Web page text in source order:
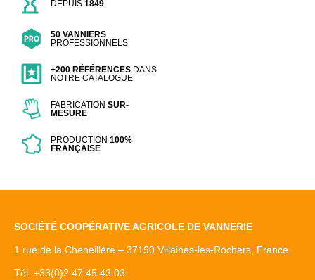
DEPUIS1849
50 VANNIERS
PROFESSIONNELS
+200 RÉFÉRENCES DANS
NOTRE CATALOGUE
FABRICATIONSUR-
MESURE
PRODUCTION100%
FRANÇAISE
SOCIÉTÉ COOPÉRATIVE AGRICOLE DE VANNERIE
1 rue de la Cheneillère – 37190 Villaines-les-Rochers, France
Tél. +33(0)2 47 45 43 03